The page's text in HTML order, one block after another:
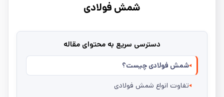
شمش فولادی
دسترسی سریع به محتوای مقاله
شمش فولادی چیست؟
تفاوت انواع شمش فولادی